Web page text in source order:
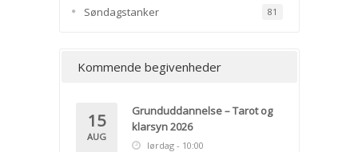
Søndagstanker 81
Kommende begivenheder
15
AUG
Grunduddannelse – Tarot og
klarsyn 2026
lørdag - 10:00